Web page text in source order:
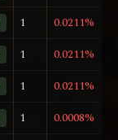
1
0.0211%
1
0.0211%
1
0.0211%
1
0.0008%